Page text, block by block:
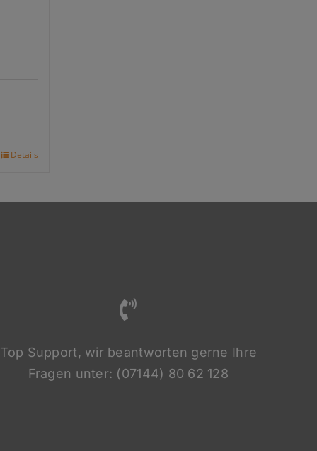
Details
Top Support, wir beantworten gerne Ihre
Fragen unter: (07144) 80 62 128